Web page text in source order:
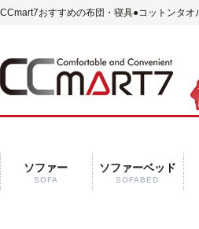
CCmart7おすすめの布団・寝具●コットンタオ
ソファー
SOFA
ソファーベッド
SOFABED